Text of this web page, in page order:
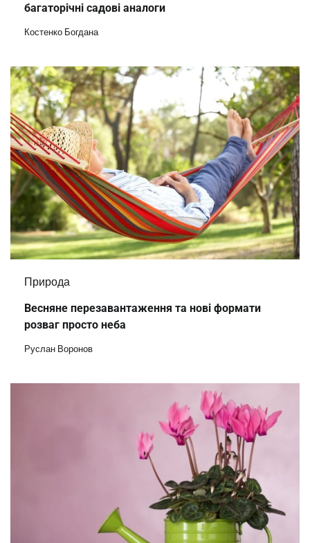
багаторічні садові аналоги
Костенко Богдана
Природа
Весняне перезавантаження та нові формати
розваг просто неба
Руслан Воронов